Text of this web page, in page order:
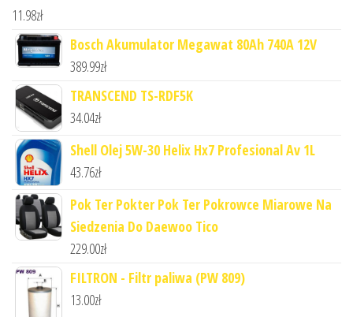
11.98zł
Bosch Akumulator Megawat 80Ah 740A 12V
389.99zł
TRANSCEND TS-RDF5K
34.04zł
Shell Olej 5W-30 Helix Hx7 Profesional Av 1L
43.76zł
Pok Ter Pokter Pok Ter Pokrowce Miarowe Na
Siedzenia Do Daewoo Tico
229.00zł
FILTRON - Filtr paliwa (PW 809)
13.00zł